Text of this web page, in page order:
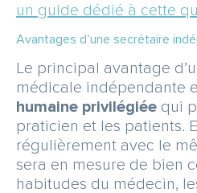
un guide dédié à cette
Avantages d’une secrétaire
Le principal avantage
médicale indépendante
humaine privilégiée qui
praticien et les patients.
régulièrement avec le
sera en mesure de bien
habitudes du médecin,